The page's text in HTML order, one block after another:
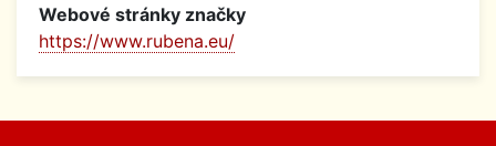
Webové stránky značky
https://www.rubena.eu/